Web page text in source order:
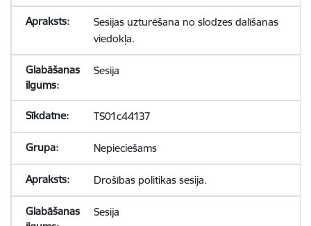
Sesijas uzturēšana no slodzes dalīšanas
viedokļa.
Sesija
TS01c44137
Nepieciešams
Drošības politikas sesija.
Sesija